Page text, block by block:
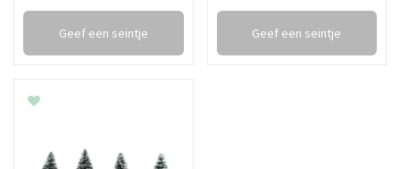
Geef een seintje Geef een seintje